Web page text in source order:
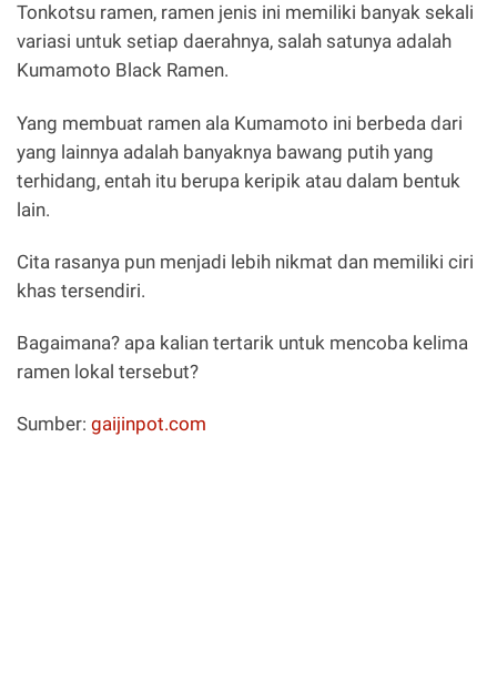
Tonkotsu ramen, ramen jenis ini memiliki banyak sekali
variasi untuk setiap daerahnya, salah satunya adalah
Kumamoto Black Ramen.
Yang membuat ramen ala Kumamoto ini berbeda dari
yang lainnya adalah banyaknya bawang putih yang
terhidang, entah itu berupa keripik atau dalam bentuk
lain.
Cita rasanya pun menjadi lebih nikmat dan memiliki ciri
khas tersendiri.
Bagaimana? apa kalian tertarik untuk mencoba kelima
ramen lokal tersebut?
Sumber: gaijinpot.com